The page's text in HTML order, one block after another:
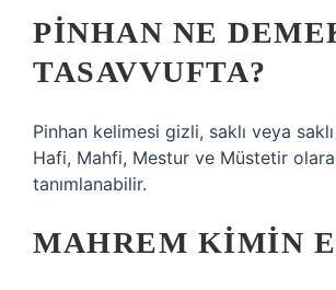
PINHAN NE
TASAVVUFTA?
Pinhan kelimesi gizli, saklı veya
Hafi, Mahfi, Mestur ve Müstetir
tanımlanabilir.
MAHREM KIMIN